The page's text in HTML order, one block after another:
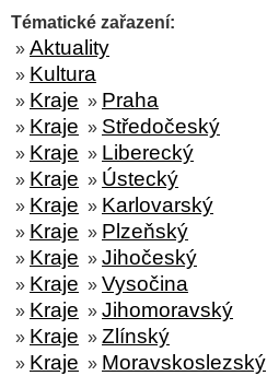
Tématické zařazení:
» Aktuality
» Kultura
» Kraje » Praha
» Kraje » Středočeský
» Kraje » Liberecký
» Kraje » Ústecký
» Kraje » Karlovarský
» Kraje » Plzeňský
» Kraje » Jihočeský
» Kraje » Vysočina
» Kraje » Jihomoravský
» Kraje » Zlínský
» Kraje » Moravskoslezský